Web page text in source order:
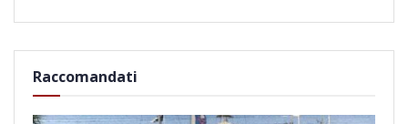
Raccomandati